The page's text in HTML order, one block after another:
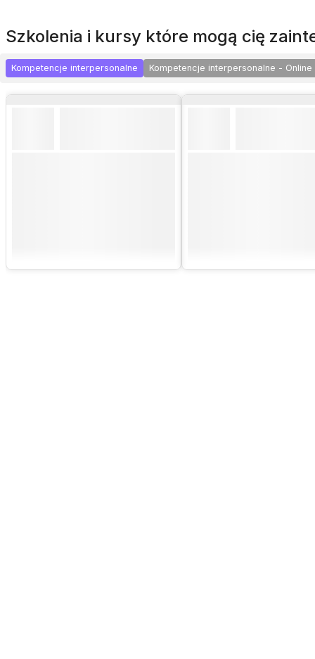
koncentracji, jasności
stabilności psychicznej pod
szkolenia i kursy które mogą cię
Kompetencje interpersonalne Kompetencje interpersonalne - Online